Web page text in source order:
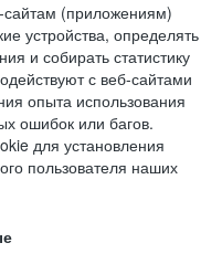
(приложениям)
устройства, определять
и собирать статистику
с веб-сайтами
опыта использования
ошибок или багов.
для установления
пользователя наших